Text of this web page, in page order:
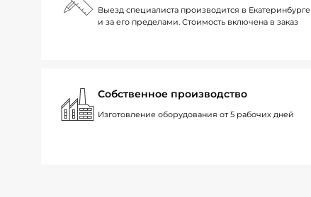
Выезд специалиста производится в Екатеринбурге
и за его пределами. Стоимость включена в заказ
Собственное производство
Изготовление оборудования от 5 рабочих дней